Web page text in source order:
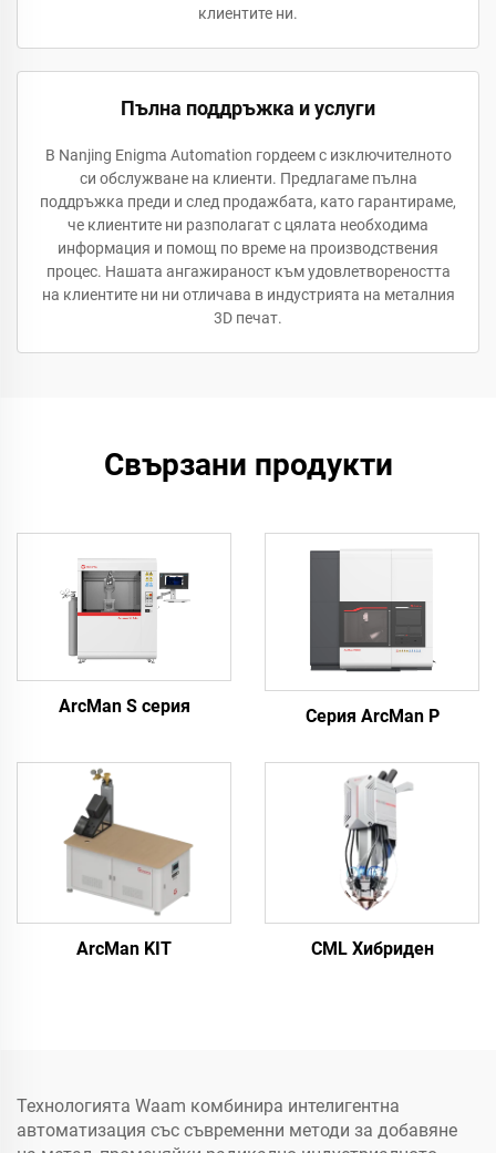
клиентите ни.
Пълна поддръжка и услуги
В Nanjing Enigma Automation гордеем с изключителното
си обслужване на клиенти. Предлагаме пълна
поддръжка преди и след продажбата, като гарантираме,
че клиентите ни разполагат с цялата необходима
информация и помощ по време на производствения
процес. Нашата ангажираност към удовлетвореността
на клиентите ни ни отличава в индустрията на металния
3D печат.
Свързани продукти
ArcMan S серия Серия ArcMan P
ArcMan KIT CML Хибриден
Технологията Waam комбинира интелигентна
автоматизация със съвременни методи за добавяне